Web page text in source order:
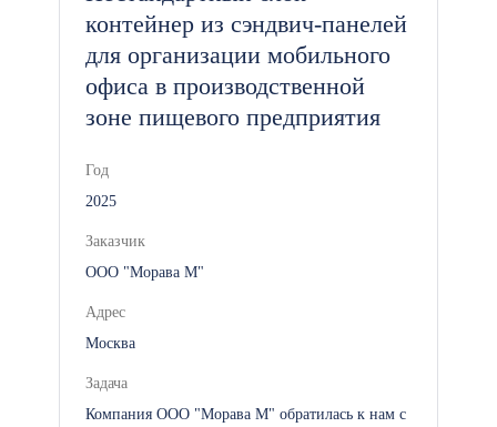
контейнер из сэндвич-панелей
для организации мобильного
офиса в производственной
зоне пищевого предприятия
Год
2025
Заказчик
ООО "Морава М"
Адрес
Москва
Задача
Компания ООО "Морава М" обратилась к нам с